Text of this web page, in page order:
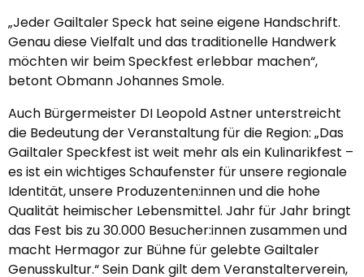
„Jeder Gailtaler Speck hat seine eigene Handschrift.
Genau diese Vielfalt und das traditionelle Handwerk
möchten wir beim Speckfest erlebbar machen“,
betont Obmann Johannes Smole.
Auch Bürgermeister DI Leopold Astner unterstreicht
die Bedeutung der Veranstaltung für die Region: „Das
Gailtaler Speckfest ist weit mehr als ein Kulinarikfest –
es ist ein wichtiges Schaufenster für unsere regionale
Identität, unsere Produzenten:innen und die hohe
Qualität heimischer Lebensmittel. Jahr für Jahr bringt
das Fest bis zu 30.000 Besucher:innen zusammen und
macht Hermagor zur Bühne für gelebte Gailtaler
Genusskultur.“ Sein Dank gilt dem Veranstalterverein,